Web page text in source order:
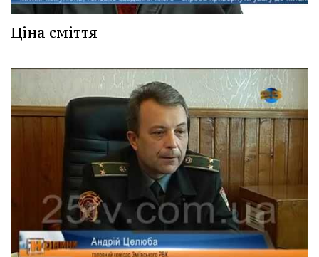
Ціна сміття